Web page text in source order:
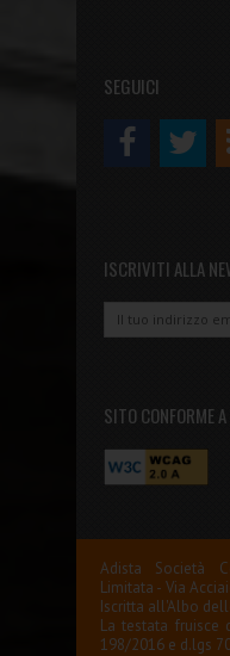
SEGUICI
ISCRIVITI ALLA
SITO CONFORME
Adista Società
Limitata - Via
Iscritta all'Albo
La testata fruisce
198/2016 e d.lgs